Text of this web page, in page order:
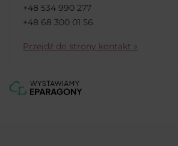
+48 534 990 277
+48 68 300 01 56
Przejdź do strony kontakt »